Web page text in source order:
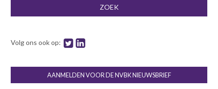
ZOEK
Volg ons ook op:
AANMELDEN VOOR DE NVBK NIEUWSBRIEF